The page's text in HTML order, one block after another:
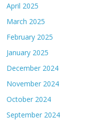
April 2025
March 2025
February 2025
January 2025
December 2024
November 2024
October 2024
September 2024